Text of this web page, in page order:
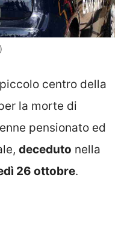
centro della
la morte di
pensionato ed
deceduto nella
26 ottobre.